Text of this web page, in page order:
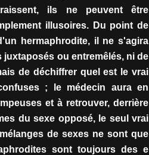
ils ne peuvent être
illusoires. Du point de
hermaphrodite, il ne s'agira
ou entremêlés, ni de
de déchiffrer quel est le vrai
; le médecin aura en
et à retrouver, derrière
du sexe opposé, le seul vrai
de sexes ne sont que
sont toujours des e